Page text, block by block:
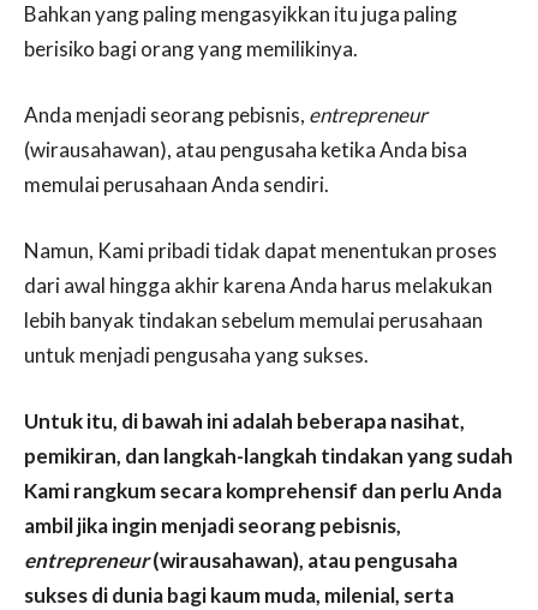
Bahkan yang paling mengasyikkan itu juga paling
berisiko bagi orang yang memilikinya.
Anda menjadi seorang pebisnis, entrepreneur
(wirausahawan), atau pengusaha ketika Anda bisa
memulai perusahaan Anda sendiri.
Namun, Kami pribadi tidak dapat menentukan proses
dari awal hingga akhir karena Anda harus melakukan
lebih banyak tindakan sebelum memulai perusahaan
untuk menjadi pengusaha yang sukses.
Untuk itu, di bawah ini adalah beberapa nasihat,
pemikiran, dan langkah-langkah tindakan yang sudah
Kami rangkum secara komprehensif dan perlu Anda
ambil jika ingin menjadi seorang pebisnis,
entrepreneur(wirausahawan), atau pengusaha
sukses di dunia bagi kaum muda, milenial, serta